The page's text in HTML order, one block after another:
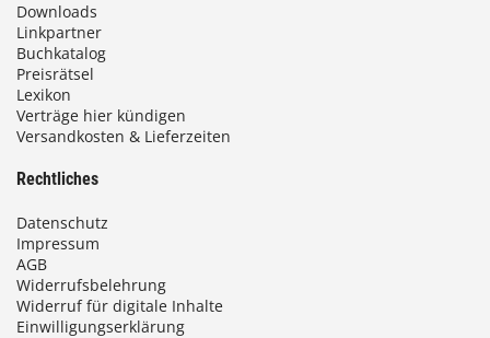
Downloads
Linkpartner
Buchkatalog
Preisrätsel
Lexikon
Verträge hier kündigen
Versandkosten & Lieferzeiten
Rechtliches
Datenschutz
Impressum
AGB
Widerrufsbelehrung
Widerruf für digitale Inhalte
Einwilligungserklärung